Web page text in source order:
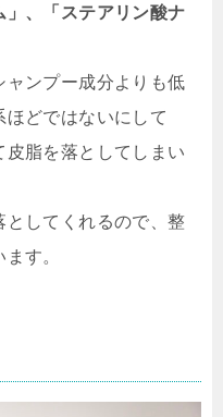
」、「ステアリン酸ナ
ャンプー成分よりも低
どではないにして
皮脂を落としてしまい
してくれるので、整
す。